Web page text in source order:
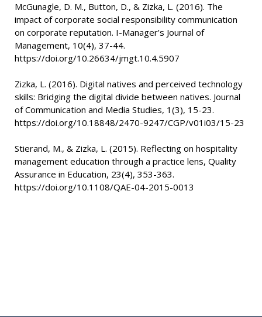
McGunagle, D. M., Button, D., & Zizka, L. (2016). The
impact of corporate social responsibility communication
on corporate reputation. I-Manager’s Journal of
Management, 10(4), 37-44.
https://doi.org/10.26634/jmgt.10.4.5907
Zizka, L. (2016). Digital natives and perceived technology
skills: Bridging the digital divide between natives. Journal
of Communication and Media Studies, 1(3), 15-23.
https://doi.org/10.18848/2470-9247/CGP/v01i03/15-23
Stierand, M., & Zizka, L. (2015). Reflecting on hospitality
management education through a practice lens, Quality
Assurance in Education, 23(4), 353-363.
https://doi.org/10.1108/QAE-04-2015-0013